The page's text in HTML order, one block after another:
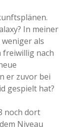
In meiner
als
freiwillig nach
er zuvor bei
gespielt hat?
noch dort
Niveau